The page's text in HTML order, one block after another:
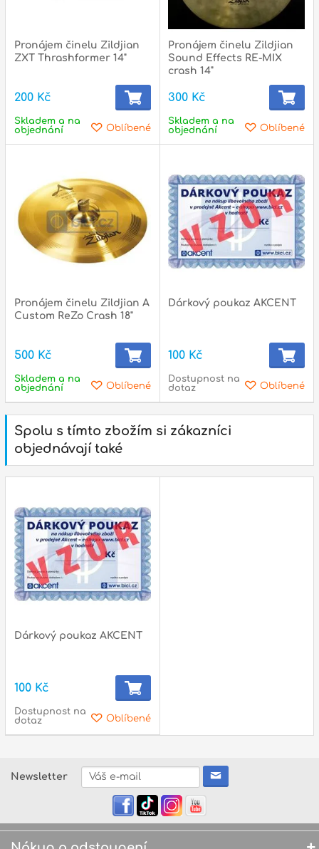
Pronájem činelu Zildjian
ZXT Thrashformer 14"
200 Kč
Oblíbené
Skladem a na
objednání
Pronájem činelu Zildjian
Sound Effects RE-MIX
crash 14"
300 Kč
Oblíbené
Skladem a na
objednání
Pronájem činelu Zildjian A
Custom ReZo Crash 18"
500 Kč
Oblíbené
Skladem a na
objednání
Dárkový poukaz AKCENT
100 Kč
Oblíbené
Dostupnost na
dotaz
Spolu s tímto zbožím si zákazníci
objednávají také
Dárkový poukaz AKCENT
100 Kč
Oblíbené
Dostupnost na
dotaz
Newsletter